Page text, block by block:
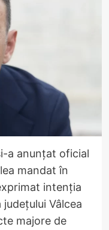
a anunțat oficial
mandat în
intenția
Vâlcea
majore de